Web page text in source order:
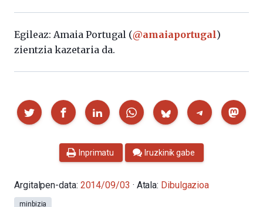
Egileaz: Amaia Portugal (@amaiaportugal)
zientzia kazetaria da.
Partekatu
Inprimatu Iruzkinik gabe
Argitalpen-data: 2014/09/03 · Atala: Dibulgazioa
minbizia